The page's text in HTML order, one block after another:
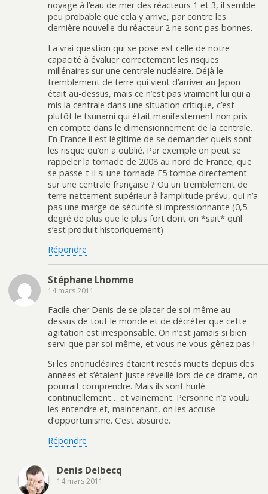
noyage à l’eau de mer des réacteurs 1 et 3, il semble
peu probable que cela y arrive, par contre les
dernière nouvelle du réacteur 2 ne sont pas bonnes.
La vrai question qui se pose est celle de notre
capacité à évaluer correctement les risques
millénaires sur une centrale nucléaire. Déjà le
tremblement de terre qui vient d’arriver au Japon
était au-dessus, mais ce n’est pas vraiment lui qui a
mis la centrale dans une situation critique, c’est
plutôt le tsunami qui était manifestement non pris
en compte dans le dimensionnement de la centrale.
En France il est légitime de se demander quels sont
les risque qu’on a oublié. Par exemple on peut se
rappeler la tornade de 2008 au nord de France, que
se passe-t-il si une tornade F5 tombe directement
sur une centrale française ? Ou un tremblement de
terre nettement supérieur à l’amplitude prévu, qui n’a
pas une marge de sécurité si impressionnante (0,5
degré de plus que le plus fort dont on *sait* qu’il
s’est produit historiquement)
Répondre
Stéphane Lhomme
14 mars 2011
Facile cher Denis de se placer de soi-même au
dessus de tout le monde et de décréter que cette
agitation est irresponsable. On n’est jamais si bien
servi que par soi-même, et vous ne vous gênez pas !
Si les antinucléaires étaient restés muets depuis des
années et s’étaient juste réveillé lors de ce drame, on
pourrait comprendre. Mais ils sont hurlé
continuellement… et vainement. Personne n’a voulu
les entendre et, maintenant, on les accuse
d’opportunisme. C’est absurde.
Répondre
Denis Delbecq
14 mars 2011